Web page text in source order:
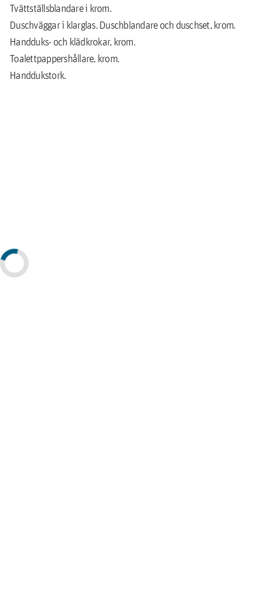
Tvättställsblandare i krom.
Duschväggar i klarglas. Duschblandare och duschset, krom.
Handduks- och klädkrokar, krom.
Toalettpappershållare, krom.
Handdukstork.